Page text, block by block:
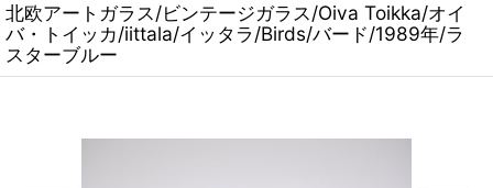
北欧アートガラス/ビンテージガラス/Oiva Toikka/オイ
バ・トイッカ/iittala/イッタラ/Birds/バード/1989年/ラ
スターブルー